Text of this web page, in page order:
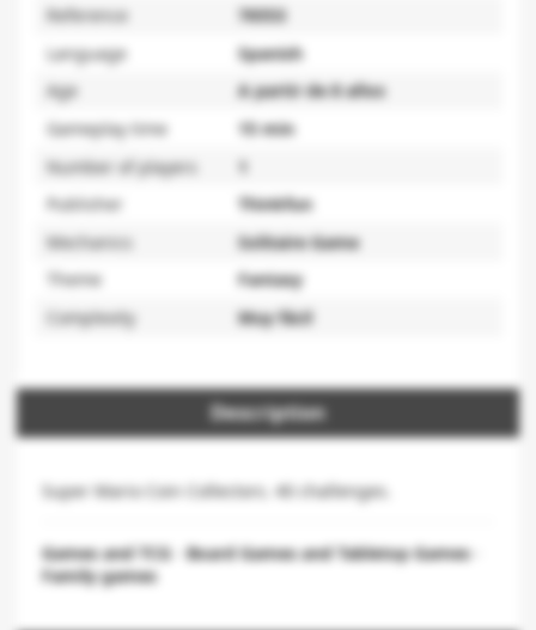
Reference
76553
Language
Spanish
Age
A partir de 8 años
Gameplay time
15 min
Number of players
Publisher
Thinkfun
Mechanics
Solitaire Game
Theme
Fantasy
Complexity
Muy fácil
Description
Super Mario Coin Collectors. 40 challenges.
Games and TCG-Board Games and Tabletop Games-
Family games